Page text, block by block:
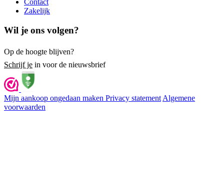
Contact
Zakelijk
Wil je ons volgen?
Op de hoogte blijven?
Schrijf je in voor de nieuwsbrief
Mijn aankoop ongedaan maken Privacy statement Algemene
voorwaarden